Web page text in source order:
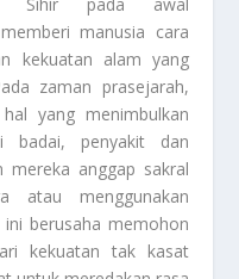
manusia cara
kekuatan alam yang
zaman prasejarah,
yang menimbulkan
badai, penyakit dan
mereka anggap sakral
atau menggunakan
berusaha memohon
kekuatan tak kasat